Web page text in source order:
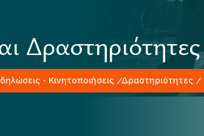
- Κινητοποιήσεις Δραστηριότητες